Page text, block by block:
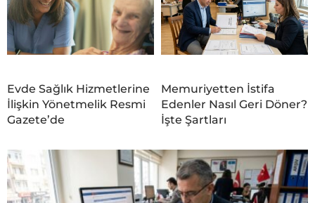
Evde Sağlık Hizmetlerine
İlişkin Yönetmelik Resmi
Gazete’de
Memuriyetten İstifa
Edenler Nasıl Geri Döner?
İşte Şartları